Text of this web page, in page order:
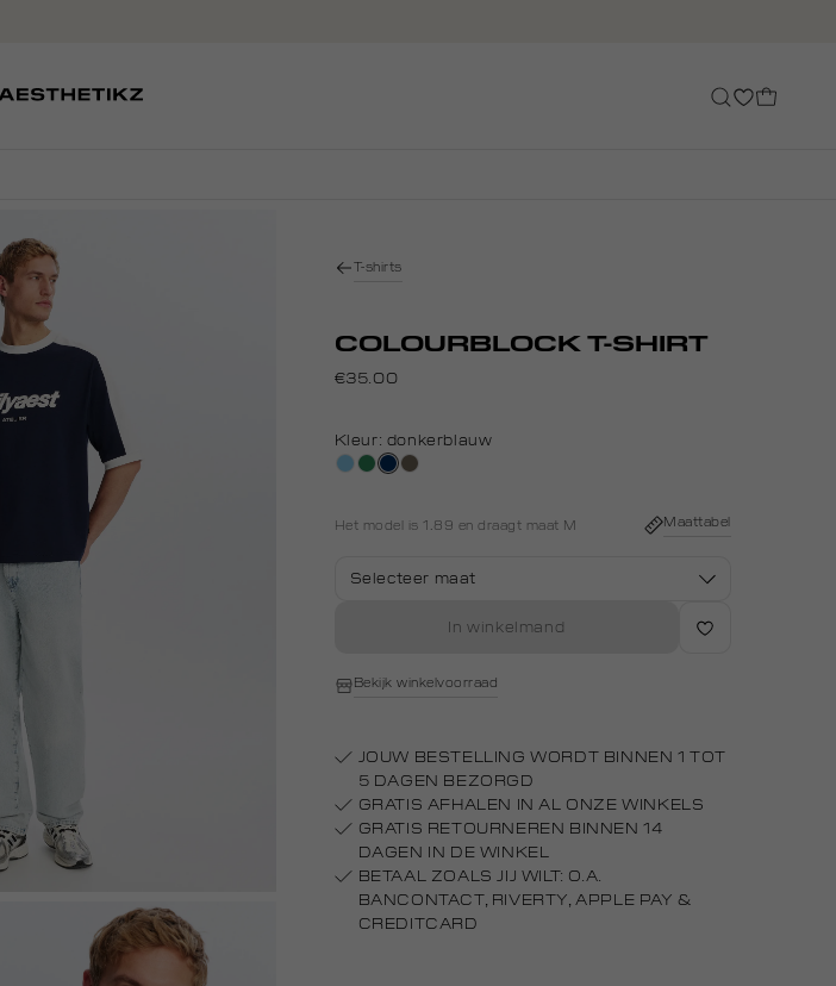
T-shirts
COLOURBLOCK T-SHIRT
€35.00
Kleur: donkerblauw
blauw,groen,
donkerblauw
lichtbruin
Het model is 1.89 en draagt maat M Maattabel
Selecteer maat
In winkelmand
Bekijk winkelvoorraad
JOUW BESTELLING WORDT BINNEN 1 TOT
5 DAGEN BEZORGD
GRATIS AFHALEN IN AL ONZE WINKELS
GRATIS RETOURNEREN BINNEN 14
DAGEN IN DE WINKEL
BETAAL ZOALS JIJ WILT: O.A.
BANCONTACT, RIVERTY, APPLE PAY &
CREDITCARD